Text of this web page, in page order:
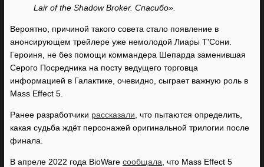
Lair of the Shadow Broker. Спасибо».
Вероятно, причиной такого совета стало появление в
анонсирующем трейлере уже немолодой Лиары Т'Сони.
Героиня, не без помощи коммандера Шепарда заменившая
Серого Посредника на посту ведущего торговца
информацией в Галактике, очевидно, сыграет важную роль в
Mass Effect 5.
Ранее разработчики рассказали , что пытаются определить,
какая судьба ждёт персонажей оригинальной трилогии после
финала.
В апреле 2022 года BioWare сообщала , что Mass Effect 5